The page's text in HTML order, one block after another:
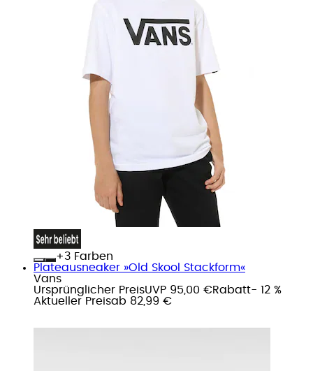
+
Farben
Plateausneaker »Old Skool Stackform«
Vans
Ursprünglicher PreisUVP 95,00 €Rabatt- 12 %
Aktueller Preisab 82,99 €